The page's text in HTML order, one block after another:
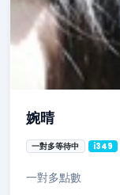
婉晴
一對多等待中 i349
一對多點數